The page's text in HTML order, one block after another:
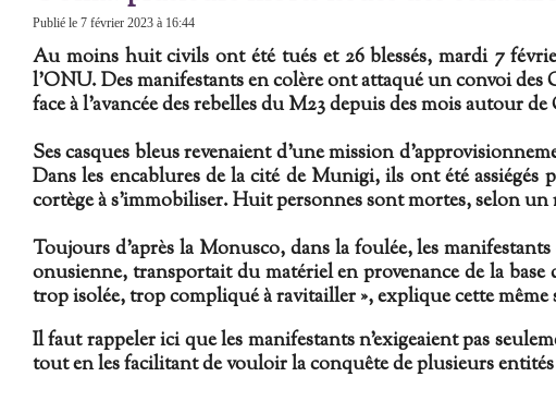
Publié le 7 février 2023 à 16:44
Au moins huit civils ont été tués et 26 blessés, mardi 7
l'ONU. Des manifestants en colère ont attaqué un convoi
face à l’avancée des rebelles du M23 depuis des mois autour
Sescasques bleus revenaient d’une mission
Dans les encablures de la cité de Munigi, ils ont été
cortège à s’immobiliser.Huit personnes sont mortes, selon un
Toujours d'après la Monusco, dans la foulée, les
onusienne, transportait du matériel en provenance de la
trop isolée, trop compliqué à ravitailler », explique cette même
Il faut rappeler ici que les manifestants n'exigeaient pas
tout en les facilitant de vouloir la conquête de plusieurs